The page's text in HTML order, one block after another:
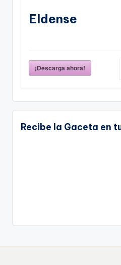
Eldense
¡Descarga ahora!
Recibe la Gaceta en